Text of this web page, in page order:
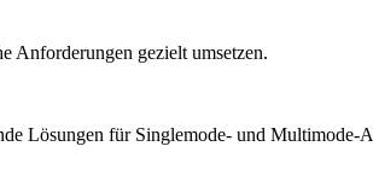
Anforderungen gezielt umsetzen.
Lösungen für Singlemode- und Multimode-